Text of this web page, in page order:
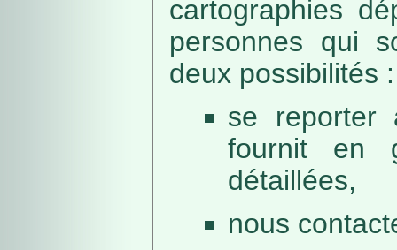
cartographies
personnes qui
deux possibilités :
se reporter
fournit en
détaillées,
nous